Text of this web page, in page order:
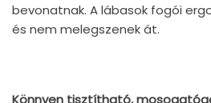
bevonatnak. A lábasok fogói
és nem melegszenek át.
Könnyen tisztítható,